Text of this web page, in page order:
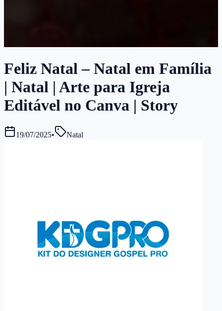
Feliz Natal – Natal em Família
| Natal | Arte para Igreja
Editável no Canva | Story
19/07/2025• Natal